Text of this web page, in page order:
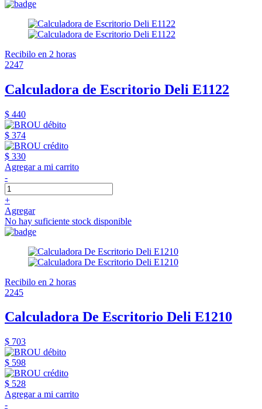
Recibilo en 2 horas
2247
Calculadora de Escritorio Deli E1122
$ 440
$ 374
$ 330
Agregar a mi carrito
-
+
Agregar
No hay suficiente stock disponible
Recibilo en 2 horas
2245
Calculadora De Escritorio Deli E1210
$ 703
$ 598
$ 528
Agregar a mi carrito
-